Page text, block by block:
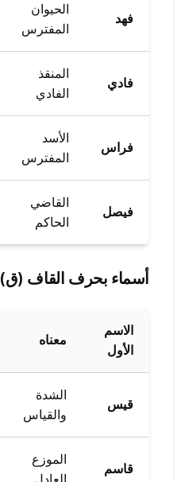
فهد
الحيوان
المفترس
فادي
المنقذ
الفادي
فراس
الأسد
المفترس
فيصل
القاضي
الحاكم
أسماء بحرف القاف (ق)
الاسم
الأول
معناه
قيس
الشدة
والقياس
قاسم
الموزع